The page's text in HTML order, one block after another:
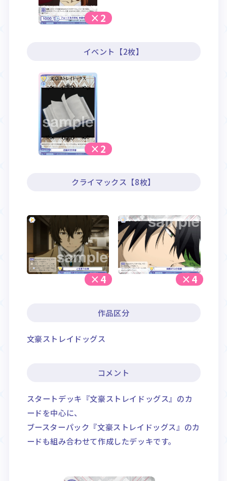
×2
イベント【2枚】
×2
クライマックス【8枚】
×4 ×4
作品区分
文豪ストレイドッグス
コメント
スタートデッキ『文豪ストレイドッグス』のカ
ードを中心に、
ブースターパック『文豪ストレイドッグス』のカ
ードも組み合わせて作成したデッキです。